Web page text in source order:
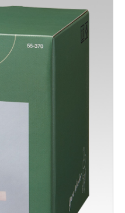
の手芸
用品 ホビー材料・キット